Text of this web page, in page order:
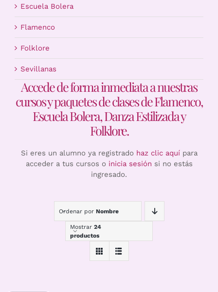
Escuela Bolera
Flamenco
Folklore
Sevillanas
Accede de forma inmediata a nuestras
cursos y paquetes de clases de Flamenco,
Escuela Bolera, Danza Estilizada y
Folklore.
Si eres un alumno ya registrado haz clic aquípara
acceder a tus cursos o inicia sesión si no estás
ingresado.
Ordenar por Nombre
Mostrar 24
productos